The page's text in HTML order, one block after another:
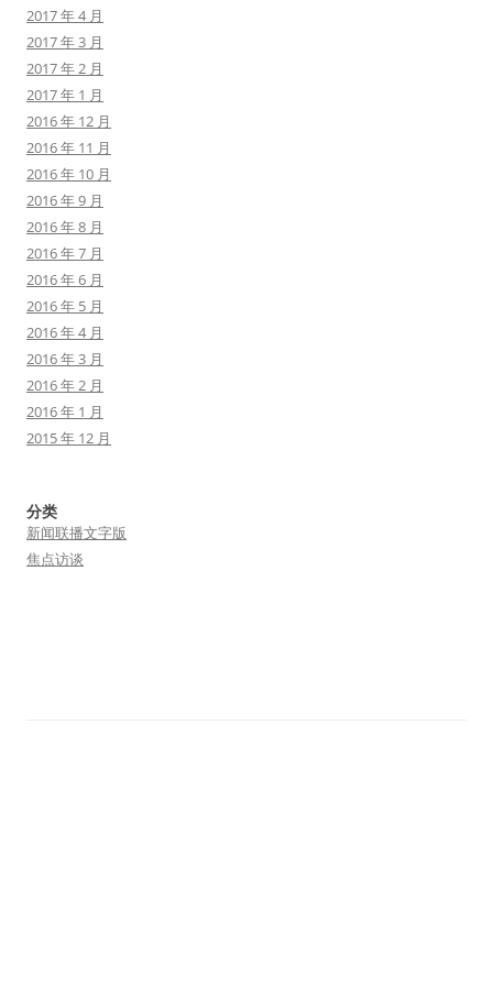
2017 年 4 月
2017 年 3 月
2017 年 2 月
2017 年 1 月
2016 年 12 月
2016 年 11 月
2016 年 10 月
2016 年 9 月
2016 年 8 月
2016 年 7 月
2016 年 6 月
2016 年 5 月
2016 年 4 月
2016 年 3 月
2016 年 2 月
2016 年 1 月
2015 年 12 月
分类
新闻联播文字版
焦点访谈